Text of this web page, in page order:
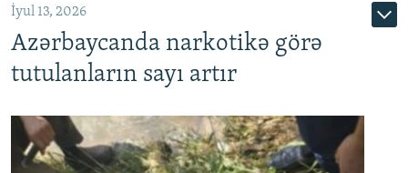
İyul 13, 2026
Azərbaycanda narkotikə görə
tutulanların sayı artır